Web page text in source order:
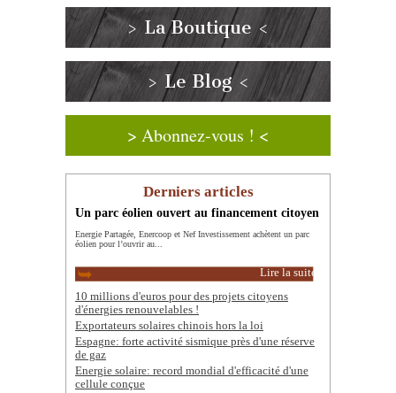
> La Boutique <
> Le Blog <
> Abonnez-vous ! <
Derniers articles
Un parc éolien ouvert au financement citoyen
Energie Partagée, Enercoop et Nef Investissement achètent un parc
éolien pour l’ouvrir au...
Lire la suite
10 millions d'euros pour des projets citoyens
d'énergies renouvelables !
Exportateurs solaires chinois hors la loi
Espagne: forte activité sismique près d'une réserve
de gaz
Energie solaire: record mondial d'efficacité d'une
cellule conçue